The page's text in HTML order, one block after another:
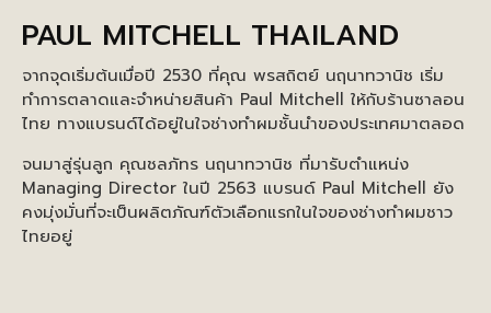
PAUL MITCHELL THAILAND
จากจุดเริ่มต้นเมื่อปี 2530 ที่คุณ พรสถิตย์ นฤนาทวานิช เริ่ม
ทำการตลาดและจำหน่ายสินค้า Paul Mitchell ให้กับร้านซาลอน
ไทย ทางแบรนด์ได้อยู่ในใจช่างทำผมชั้นนำของประเทศมาตลอด
จนมาสู่รุ่นลูก คุณชลภัทร นฤนาทวานิช ที่มารับตำแหน่ง
Managing Director ในปี 2563 แบรนด์ Paul Mitchell ยัง
คงมุ่งมั่นที่จะเป็นผลิตภัณฑ์ตัวเลือกแรกในใจของช่างทำผมชาว
ไทยอยู่